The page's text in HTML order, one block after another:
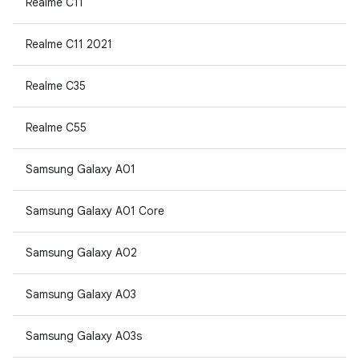
Realme C11 2021
Realme C35
Realme C55
Samsung Galaxy A01
Samsung Galaxy A01 Core
Samsung Galaxy A02
Samsung Galaxy A03
Samsung Galaxy A03s